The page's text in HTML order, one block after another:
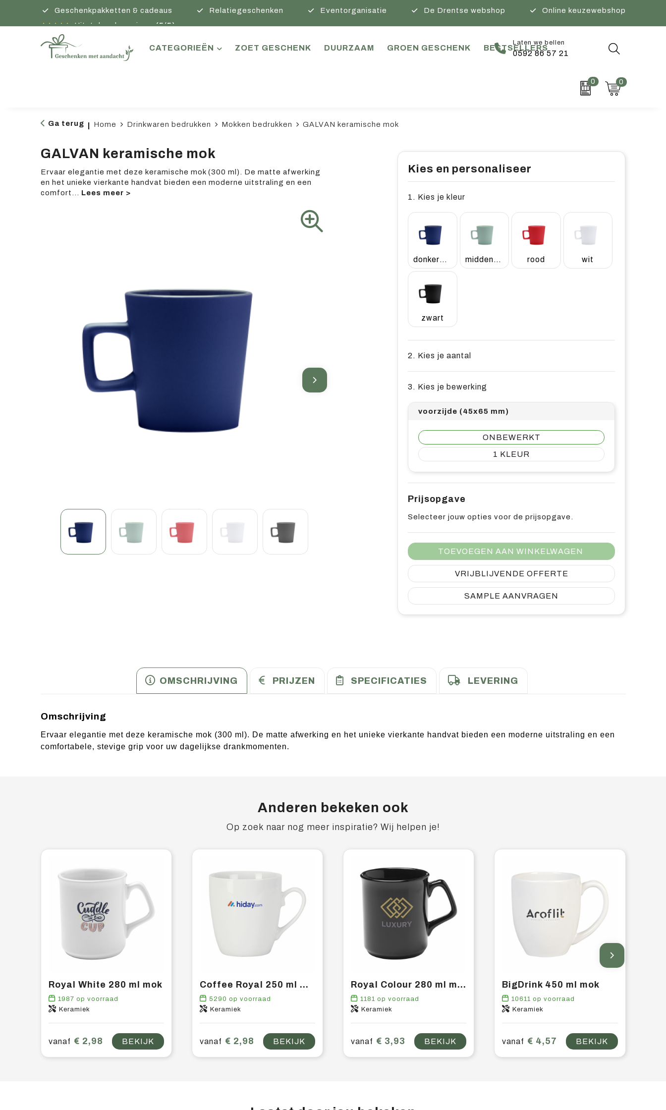
Geschenkpakketten & cadeaus Relatiegeschenken Eventorganisatie De Drentse webshop
Online keuzewebshop
Uitstekende reviews(5/5)
CATEGORIEËN ZOET GESCHENK DUURZAAM GROEN GESCHENK BESTSELLERS
Laten we bellen
0592 86 57 21
0 0
Ga terug Home Drinkwaren bedrukken Mokken bedrukken GALVAN keramische mok
GALVAN keramische mok
Ervaar elegantie met deze keramische mok (300 ml). De matte afwerking
en het unieke vierkante handvat bieden een moderne uitstraling en een
comfort
Kies en personaliseer
1. Kies je kleur
donkerblauw middengroen rood wit
zwart
2. Kies je aantal
3. Kies je bewerking
voorzijde (45x65 mm)
ONBEWERKT
1
Prijsopgave
Selecteer jouw opties voor de prijsopgave.
TOEVOEGEN AAN WINKELWAGEN
VRIJBLIJVENDE OFFERTE
SAMPLE AANVRAGEN
OMSCHRIJVING PRIJZEN SPECIFICATIES LEVERING
Omschrijving
Ervaar elegantie met deze keramische mok (300 ml). De matte afwerking en het unieke vierkante handvat bieden een moderne uitstraling en een
comfortabele, stevige grip voor uw dagelijkse drankmomenten.
Anderen bekeken ook
Op zoek naar nog meer inspiratie? Wij helpen je!
Royal White 280 ml mok
1987 op voorraad
Keramiek
vanaf € 2,98 BEKIJK
Coffee Royal 250 ml mok
5290 op voorraad
Keramiek
vanaf € 2,98 BEKIJK
Royal Colour 280 ml mok
1181 op voorraad
Keramiek
vanaf € 3,93 BEKIJK
BigDrink 450 ml mok
10611 op voorraad
Keramiek
vanaf € 4,57 BEKIJK